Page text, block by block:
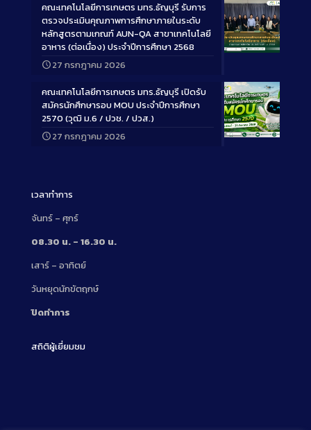
Long
คณะเทคโนโลยีการเกษตร มทร.ธัญบุรี รับการ
ตรวจประเมินคุณภาพการศึกษาภายในระดับ
หลักสูตรตามเกณฑ์ AUN-QA สาขาเทคโนโลยี
อาหาร (ต่อเนื่อง) ประจำปีการศึกษา 2568
27 กรกฎาคม 2026
Long
คณะเทคโนโลยีการเกษตร มทร.ธัญบุรี เปิดรับ
สมัครนักศึกษารอบ MOU ประจำปีการศึกษา
2570 (วุฒิ ม.6 / ปวช. / ปวส.)
27 กรกฎาคม 2026
เวลาทำการ
จันทร์ – ศุกร์
08.30 น. – 16.30 น.
เสาร์ – อาทิตย์
วันหยุดนักขัตฤกษ์
ปิดทำการ
สถิติผู้เยี่ยมชม